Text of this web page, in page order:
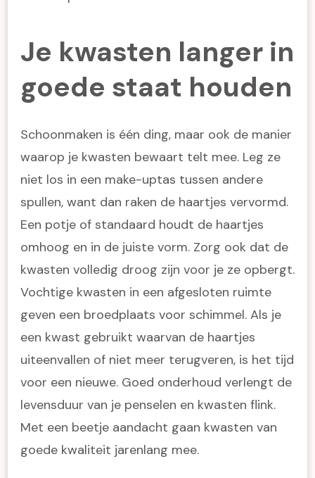
Je kwasten langer in
goede staat houden
Schoonmaken is één ding, maar ook de manier
waarop je kwasten bewaart telt mee. Leg ze
niet los in een make-uptas tussen andere
spullen, want dan raken de haartjes vervormd.
Een potje of standaard houdt de haartjes
omhoog en in de juiste vorm. Zorg ook dat de
kwasten volledig droog zijn voor je ze opbergt.
Vochtige kwasten in een afgesloten ruimte
geven een broedplaats voor schimmel. Als je
een kwast gebruikt waarvan de haartjes
uiteenvallen of niet meer terugveren, is het tijd
voor een nieuwe. Goed onderhoud verlengt de
levensduur van je penselen en kwasten flink.
Met een beetje aandacht gaan kwasten van
goede kwaliteit jarenlang mee.